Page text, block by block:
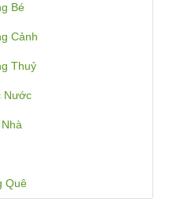
Bé
Cảnh
Thuỷ
Nước
Quê